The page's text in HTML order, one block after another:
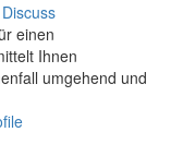
Discuss
einen
Ihnen
umgehend und